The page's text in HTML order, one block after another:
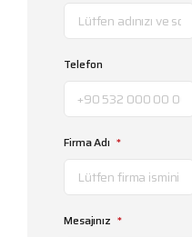
Telefon
Firma Adı *
Mesajınız *